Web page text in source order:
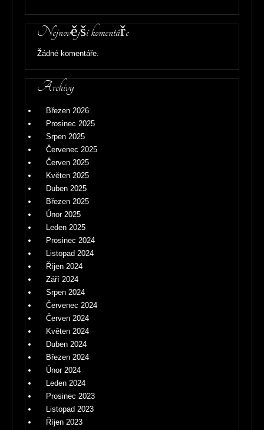
Nejnovější komentáře
Žádné komentáře.
Archivy
Březen 2026
Prosinec 2025
Srpen 2025
Červenec 2025
Červen 2025
Květen 2025
Duben 2025
Březen 2025
Únor 2025
Leden 2025
Prosinec 2024
Listopad 2024
Říjen 2024
Září 2024
Srpen 2024
Červenec 2024
Červen 2024
Květen 2024
Duben 2024
Březen 2024
Únor 2024
Leden 2024
Prosinec 2023
Listopad 2023
Říjen 2023